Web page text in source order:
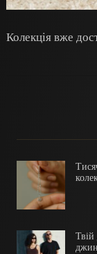
Колекція вже
Твій